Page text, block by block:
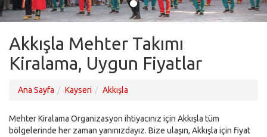
Akkışla Mehter Takımı
Kiralama, Uygun Fiyatlar
Ana Sayfa Kayseri Akkışla
Mehter Kiralama Organizasyon ihtiyacınız için Akkışla tüm
bölgelerinde her zaman yanınızdayız. Bize ulaşın, Akkışla için fiyat